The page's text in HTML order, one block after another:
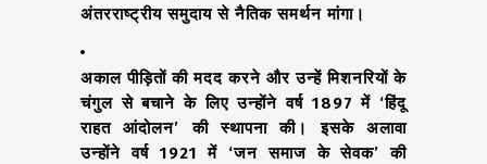
अंतरराष्ट्रीय समुदाय से नैतिक समर्थन मांगा।
अकाल पीड़ितों की मदद करने और उन्हें मिशनरियों के
चंगुल से बचाने के लिए उन्होंने वर्ष 1897 में ‘हिंदू
राहत आंदोलन’ की स्थापना की। इसके अलावा
उन्होंने वर्ष 1921 में ‘जन समाज के सेवक’ की